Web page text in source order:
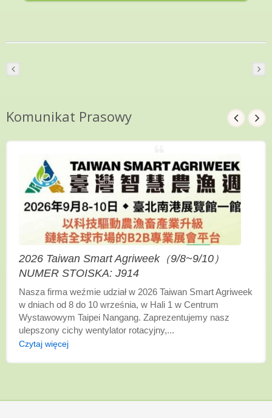
Komunikat Prasowy
2026 Taiwan Smart Agriweek（9/8~9/10）
NUMER STOISKA: J914
Nasza firma weźmie udział w 2026 Taiwan Smart Agriweek
w dniach od 8 do 10 września, w Hali 1 w Centrum
Wystawowym Taipei Nangang. Zaprezentujemy nasz
ulepszony cichy wentylator rotacyjny,...
Czytaj więcej